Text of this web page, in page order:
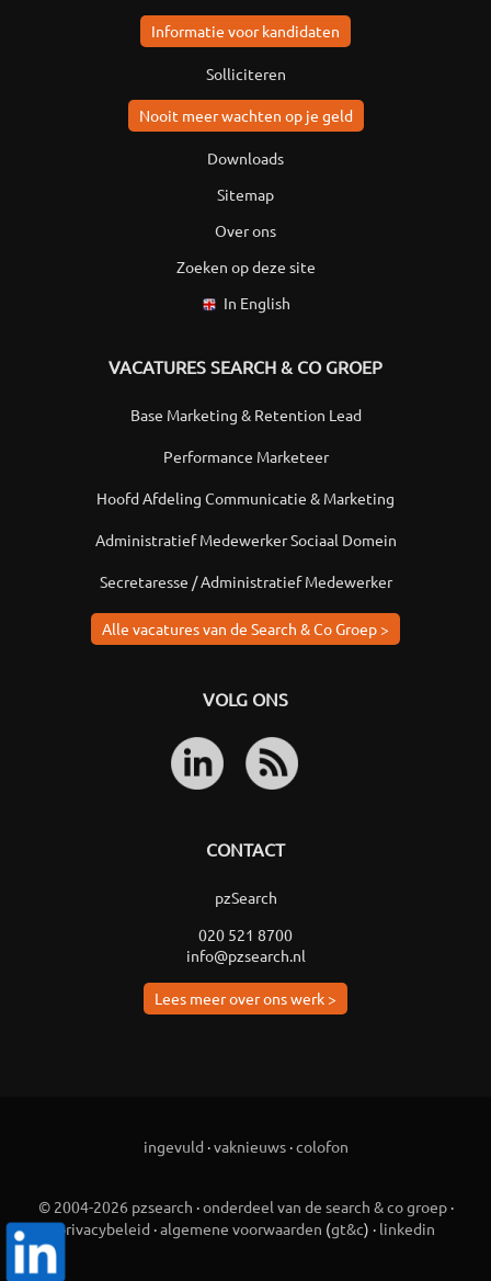
Informatie voor kandidaten
Solliciteren
Nooit meer wachten op je geld
Downloads
Sitemap
Over ons
Zoeken op deze site
In English
VACATURES SEARCH & CO GROEP
Base Marketing & Retention Lead
Performance Marketeer
Hoofd Afdeling Communicatie & Marketing
Administratief Medewerker Sociaal Domein
Secretaresse / Administratief Medewerker
Alle vacatures van de Search & Co Groep >
VOLG ONS
CONTACT
pzSearch
020 521 8700
info@pzsearch.nl
Lees meer over ons werk >
ingevuld ·vaknieuws·colofon
© 2004-2026 pzsearch ·onderdeel van de search & co groep·
privacybeleid ·algemene voorwaarden (gt&c) · linkedin